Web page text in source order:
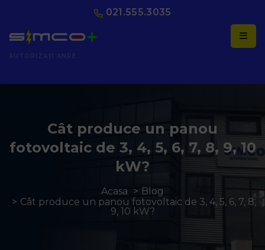
021.555.3035
Cât produce un panou
fotovoltaic de 3, 4, 5, 6, 7, 8, 9, 10
kW?
Acasa
Blog
Cât produce un panou fotovoltaic de 3, 4, 5, 6, 7, 8,
9, 10 kW?